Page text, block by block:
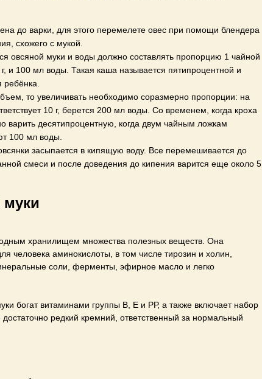
до варки, для этого перемелете овес при помощи блендера
схожего с мукой.
овсяной муки и воды должно составлять пропорцию 1 чайной
г, и 100 мл воды. Такая каша называется пятипроцентной и
то увеличивать необходимо соразмерно пропорции: на
10 г, берется 200 мл воды. Со временем, когда кроха
варить десятипроцентную, когда двум чайным ложкам
100 мл воды.
засыпается в кипящую воду. Все перемешивается до
смеси и после доведения до кипения варится еще около 5
муки
хранилищем множества полезных веществ. Она
человека аминокислоты, в том числе тирозин и холин,
соли, ферменты, эфирное масло и легко
богат витаминами группы В, Е и РР, а также включает набор
редкий кремний, ответственный за нормальный